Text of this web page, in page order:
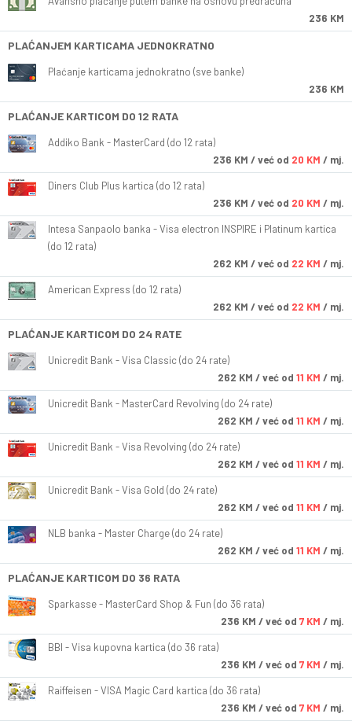
236 KM
PLAĆANJEM KARTICAMA JEDNOKRATNO
Plaćanje karticama jednokratno (sve banke)
236 KM
PLAĆANJE KARTICOM DO 12 RATA
Addiko Bank - MasterCard (do 12 rata)
236 KM / već od 20 KM / mj.
Diners Club Plus kartica (do 12 rata)
236 KM / već od 20 KM / mj.
Intesa Sanpaolo banka - Visa electron INSPIRE i Platinum kartica
(do 12 rata)
262 KM / već od 22 KM / mj.
American Express (do 12 rata)
262 KM / već od 22 KM / mj.
PLAĆANJE KARTICOM DO 24 RATE
Unicredit Bank - Visa Classic (do 24 rate)
262 KM / već od 11 KM / mj.
Unicredit Bank - MasterCard Revolving (do 24 rate)
262 KM / već od 11 KM / mj.
Unicredit Bank - Visa Revolving (do 24 rate)
262 KM / već od 11 KM / mj.
Unicredit Bank - Visa Gold (do 24 rate)
262 KM / već od 11 KM / mj.
NLB banka - Master Charge (do 24 rate)
262 KM / već od 11 KM / mj.
PLAĆANJE KARTICOM DO 36 RATA
Sparkasse - MasterCard Shop & Fun (do 36 rata)
236 KM / već od 7 KM / mj.
BBI - Visa kupovna kartica (do 36 rata)
236 KM / već od 7 KM / mj.
Raiffeisen - VISA Magic Card kartica (do 36 rata)
236 KM / već od 7 KM / mj.